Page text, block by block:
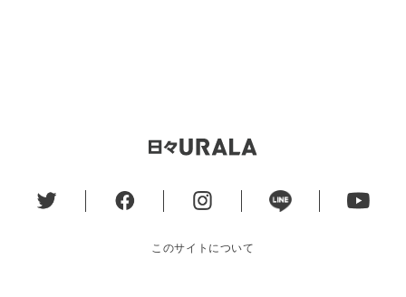
このサイトについて